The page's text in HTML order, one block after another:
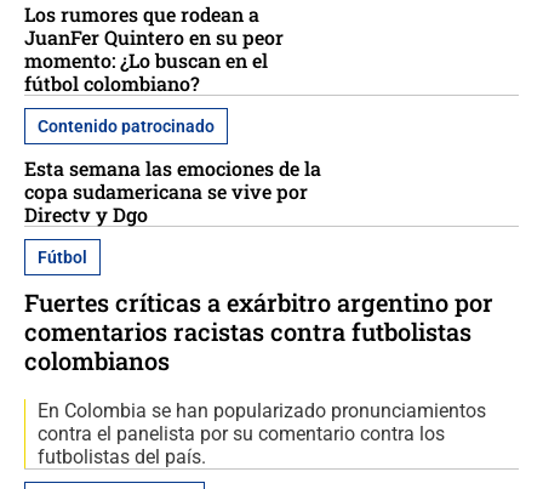
Los rumores que rodean a
JuanFer Quintero en su peor
momento: ¿Lo buscan en el
fútbol colombiano?
Contenido patrocinado
Esta semana las emociones de la
copa sudamericana se vive por
Directv y Dgo
Fútbol
Fuertes críticas a exárbitro argentino por
comentarios racistas contra futbolistas
colombianos
En Colombia se han popularizado pronunciamientos
contra el panelista por su comentario contra los
futbolistas del país.